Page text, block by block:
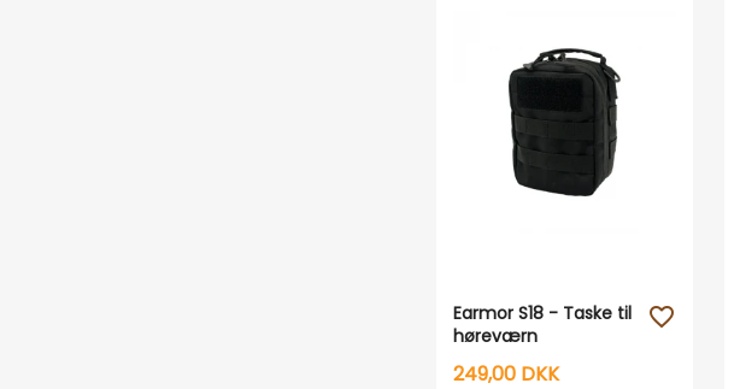
Earmor S18 - Taske til
høreværn
249,00 DKK
favorite_outline